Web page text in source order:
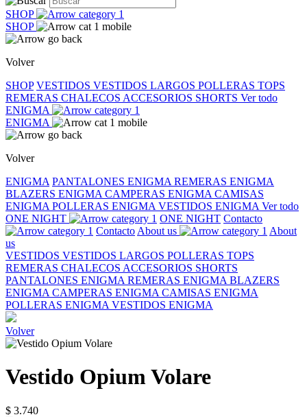
SHOP
SHOP
Volver
SHOP VESTIDOS VESTIDOS LARGOS POLLERAS TOPS
REMERAS CHALECOS ACCESORIOS SHORTS Ver todo
ENIGMA
ENIGMA
Volver
ENIGMA PANTALONES ENIGMA REMERAS ENIGMA
BLAZERS ENIGMA CAMPERAS ENIGMA CAMISAS
ENIGMA POLLERAS ENIGMA VESTIDOS ENIGMA Ver todo
ONE NIGHT
ONE NIGHT Contacto
Contacto About us
About
us
VESTIDOS VESTIDOS LARGOS POLLERAS TOPS
REMERAS CHALECOS ACCESORIOS SHORTS
PANTALONES ENIGMA REMERAS ENIGMA BLAZERS
ENIGMA CAMPERAS ENIGMA CAMISAS ENIGMA
POLLERAS ENIGMA VESTIDOS ENIGMA
Volver
Vestido Opium Volare
$ 3.740